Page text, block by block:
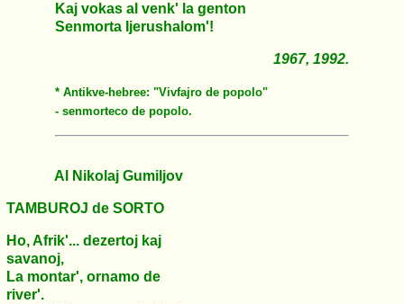
Kaj vokas al venk' la genton
Senmorta Ijerushalom'!
1967, 1992.
* Antikve-hebree: "Vivfajro de popolo"
- senmorteco de popolo.
Al Nikolaj Gumiljov
TAMBUROJ de SORTO
Ho, Afrik'... dezertoj kaj
savanoj,
La montar', ornamo de
river'.